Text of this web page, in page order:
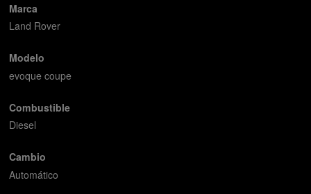
Marca
Land Rover
Modelo
evoque coupe
Combustible
Diesel
Cambio
Automático